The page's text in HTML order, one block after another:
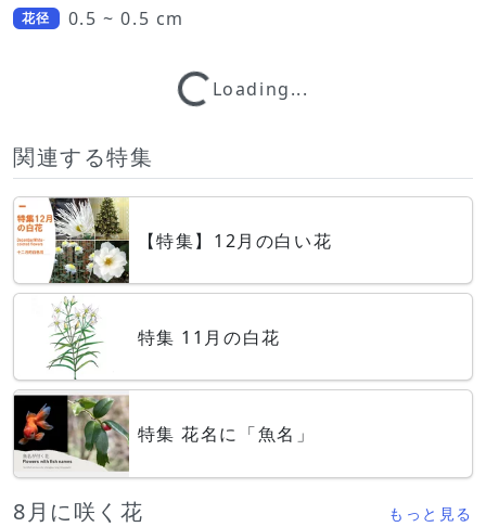
花径 0.5 ~ 0.5 cm
Loading...
Loading...
関連する特集
【特集】12月の白い花
特集 11月の白花
特集 花名に「魚名」
8月に咲く花 もっと見る